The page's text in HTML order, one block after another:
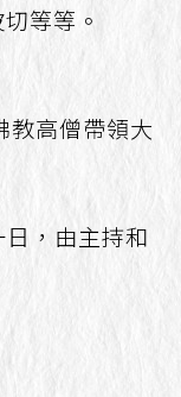
等等。
教高僧帶領大
，由主持和